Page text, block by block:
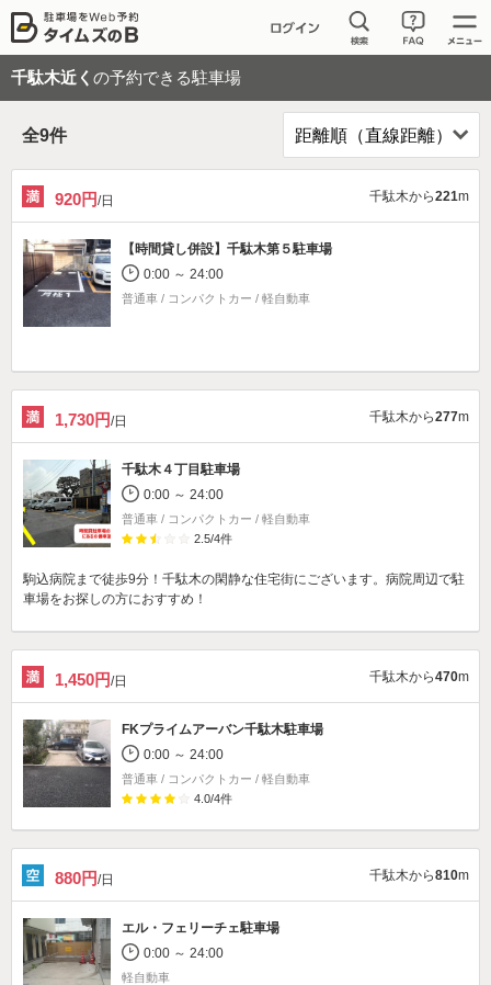
千駄木近く の予約できる駐車場
全9件
920円/日 千駄木から221m
【時間貸し併設】 千駄木第５駐車場
0:00 ～ 24:00
普通車 / コンパクトカー / 軽自動車
1,730円/日 千駄木から277m
千駄木４丁目駐車場
0:00 ～ 24:00
普通車 / コンパクトカー / 軽自動車
2.5/4件
駒込病院まで徒歩9分！千駄木の閑静な住宅街にございます。病院周辺で駐
車場をお探しの方におすすめ！
1,450円/日 千駄木から470m
FKプライムアーバン千駄木駐車場
0:00 ～ 24:00
普通車 / コンパクトカー / 軽自動車
4.0/4件
880円/日 千駄木から810m
エル・フェリーチェ駐車場
0:00 ～ 24:00
軽自動車